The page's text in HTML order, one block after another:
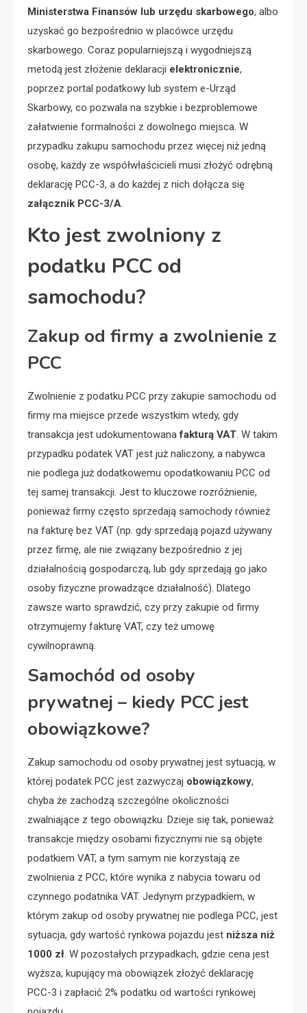
Ministerstwa Finansów lub urzędu skarbowego, albo
uzyskać go bezpośrednio w placówce urzędu
skarbowego. Coraz popularniejszą i wygodniejszą
metodą jest złożenie deklaracji elektronicznie,
poprzez portal podatkowy lub system e-Urząd
Skarbowy, co pozwala na szybkie i bezproblemowe
załatwienie formalności z dowolnego miejsca. W
przypadku zakupu samochodu przez więcej niż jedną
osobę, każdy ze współwłaścicieli musi złożyć odrębną
deklarację PCC-3, a do każdej z nich dołącza się
załącznik PCC-3/A.
Kto jest zwolniony z
podatku PCC od
samochodu?
Zakup od firmy a zwolnienie z
PCC
Zwolnienie z podatku PCC przy zakupie samochodu od
firmy ma miejsce przede wszystkim wtedy, gdy
transakcja jest udokumentowanafakturą VAT. W takim
przypadku podatek VAT jest już naliczony, a nabywca
nie podlega już dodatkowemu opodatkowaniu PCC od
tej samej transakcji. Jest to kluczowe rozróżnienie,
ponieważ firmy często sprzedają samochody również
na fakturę bez VAT (np. gdy sprzedają pojazd używany
przez firmę, ale nie związany bezpośrednio z jej
działalnością gospodarczą, lub gdy sprzedają go jako
osoby fizyczne prowadzące działalność). Dlatego
zawsze warto sprawdzić, czy przy zakupie od firmy
otrzymujemy fakturę VAT, czy też umowę
cywilnoprawną.
Samochód od osoby
prywatnej – kiedy PCC jest
obowiązkowe?
Zakup samochodu od osoby prywatnej jest sytuacją, w
której podatek PCC jest zazwyczaj obowiązkowy,
chyba że zachodzą szczególne okoliczności
zwalniające z tego obowiązku. Dzieje się tak, ponieważ
transakcje między osobami fizycznymi nie są objęte
podatkiem VAT, a tym samym nie korzystają ze
zwolnienia z PCC, które wynika z nabycia towaru od
czynnego podatnika VAT. Jedynym przypadkiem, w
którym zakup od osoby prywatnej nie podlega PCC, jest
sytuacja, gdy wartość rynkowa pojazdu jest niższa niż
1000 zł. W pozostałych przypadkach, gdzie cena jest
wyższa, kupujący ma obowiązek złożyć deklarację
PCC-3 i zapłacić 2% podatku od wartości rynkowej